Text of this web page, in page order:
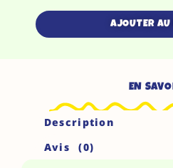
Cartes
À
A5)
AJOUTER AU
EN
Description
Avis (0)